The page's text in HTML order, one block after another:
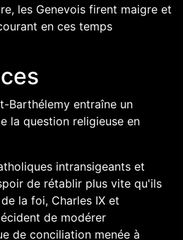
les Genevois firent maigre et
en ces temps
Barthélemy entraîne un
la question religieuse en
intransigeants et
de rétablir plus vite qu'ils
la foi, Charles IX et
de modérer
de conciliation menée à